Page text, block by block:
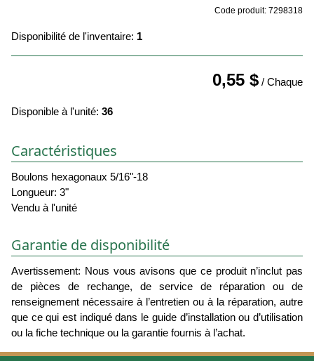
Code produit: 7298318
Disponibilité de l'inventaire: 1
0,55 $ / Chaque
Disponible à l'unité: 36
Caractéristiques
Boulons hexagonaux 5/16"-18
Longueur: 3"
Vendu à l'unité
Garantie de disponibilité
Avertissement: Nous vous avisons que ce produit n’inclut pas
de pièces de rechange, de service de réparation ou de
renseignement nécessaire à l’entretien ou à la réparation, autre
que ce qui est indiqué dans le guide d’installation ou d’utilisation
ou la fiche technique ou la garantie fournis à l’achat.